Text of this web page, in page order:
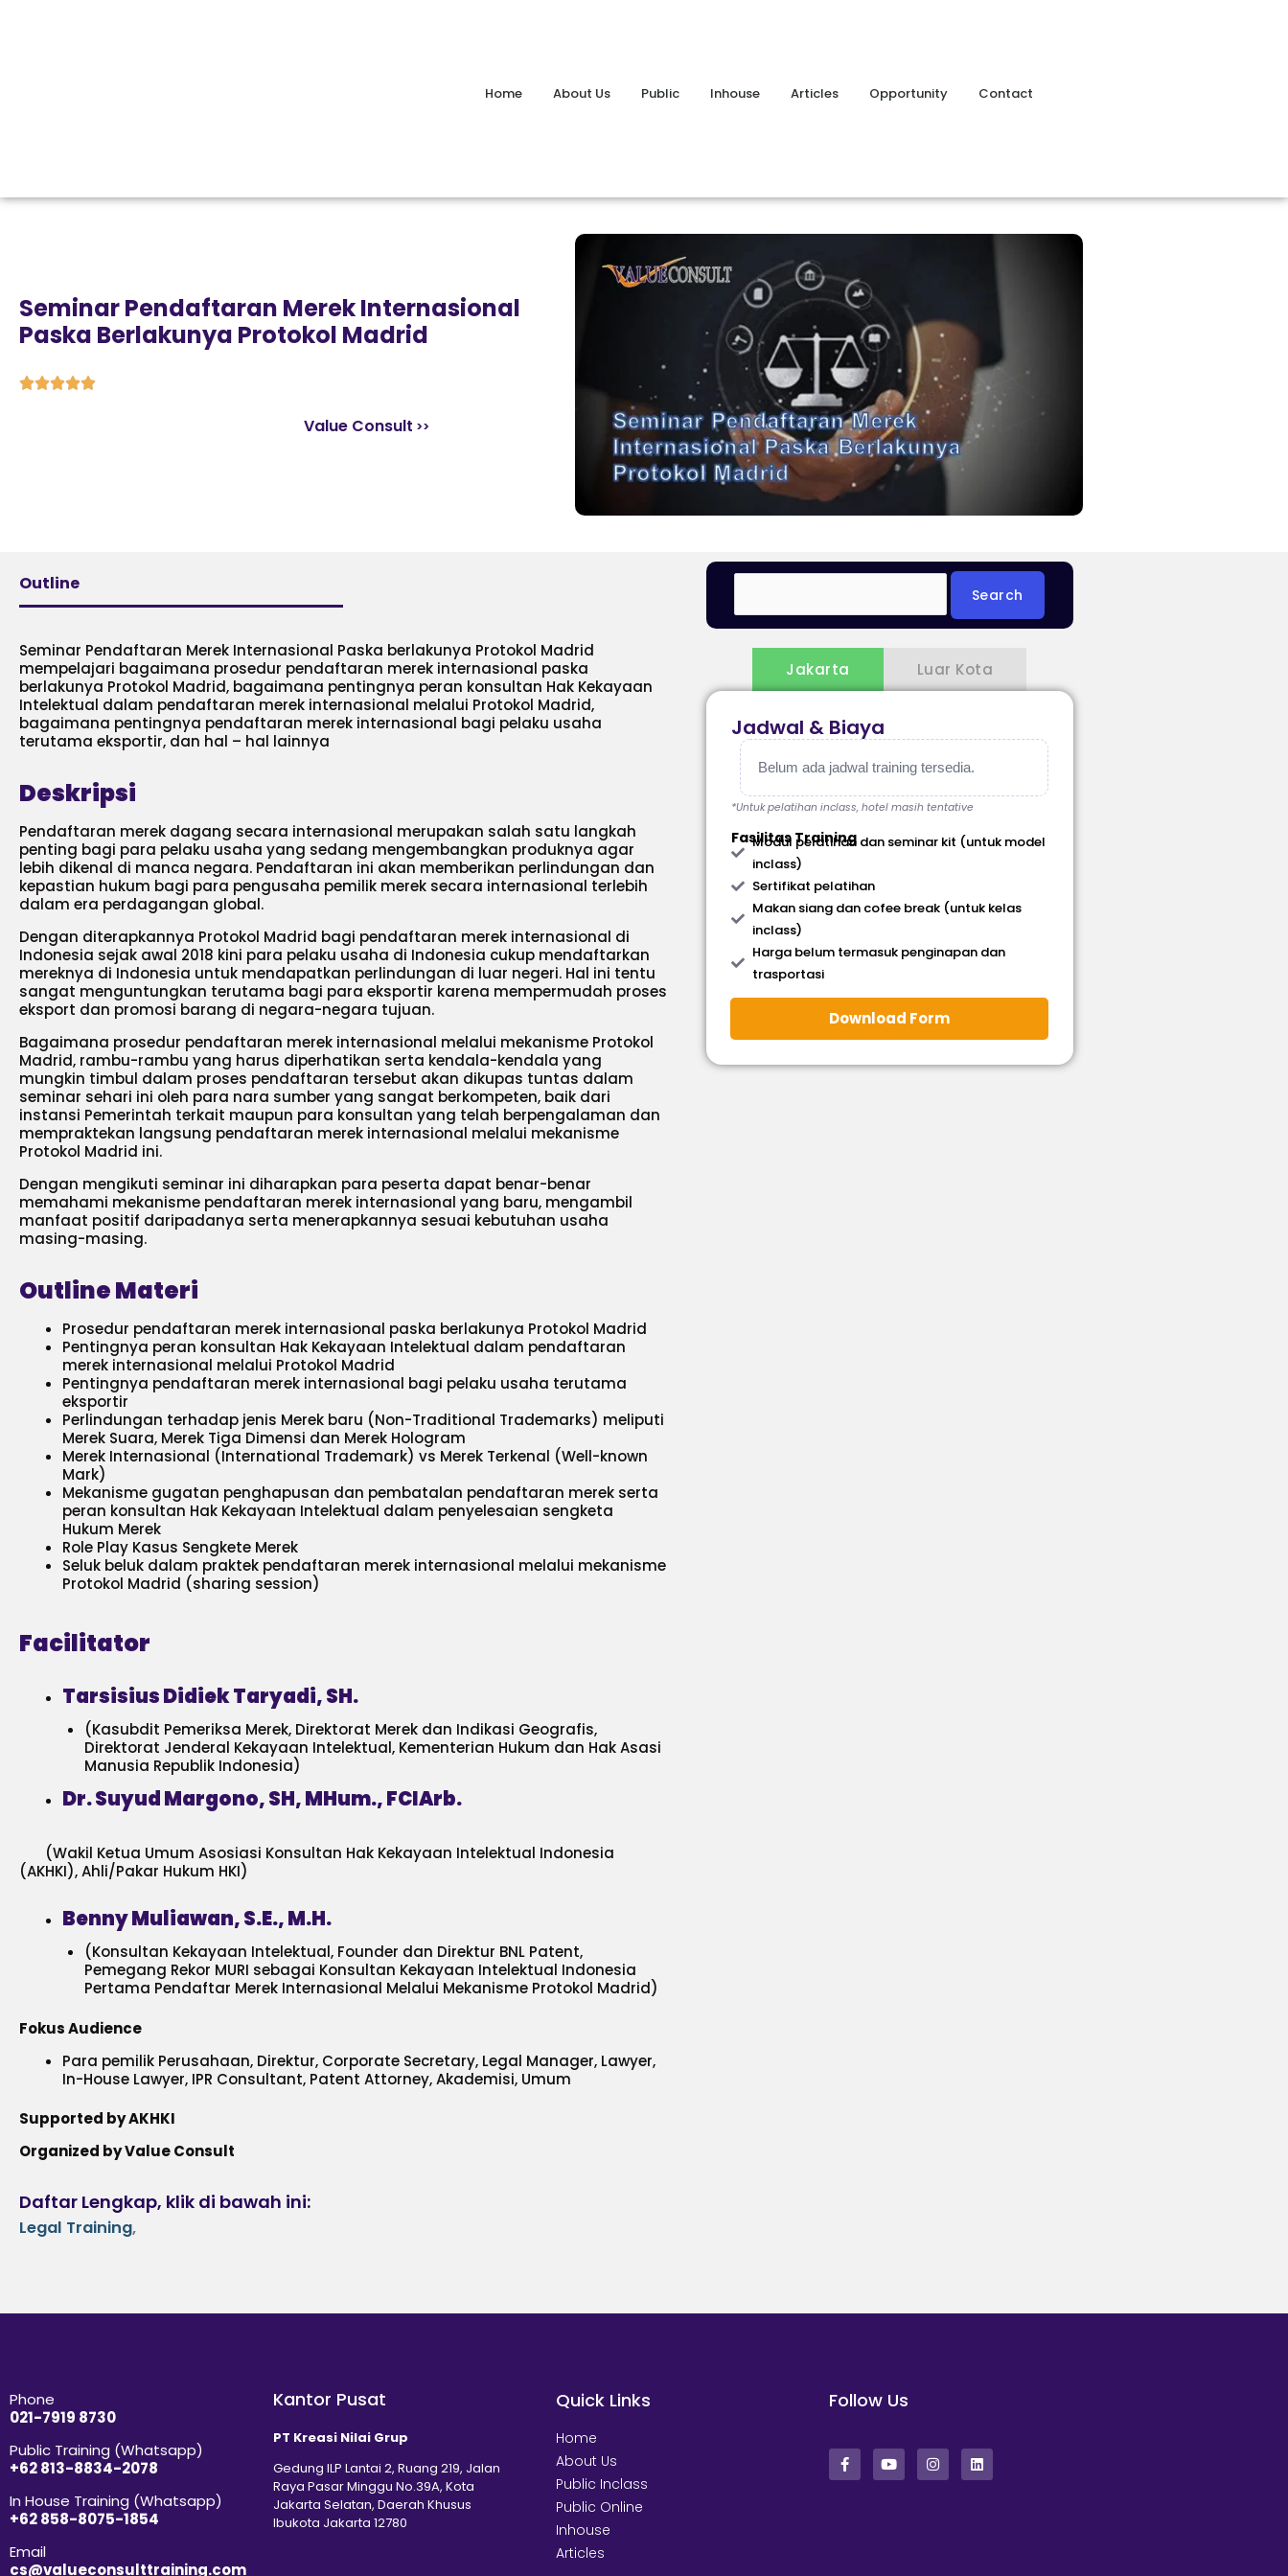
Home About Us Public Inhouse Articles Opportunity Contact
Seminar Pendaftaran Merek Internasional
Paska Berlakunya Protokol Madrid

Value Consult
Outline
Seminar Pendaftaran Merek Internasional Paska berlakunya Protokol Madrid
mempelajari bagaimana prosedur pendaftaran merek internasional paska
berlakunya Protokol Madrid, bagaimana pentingnya peran konsultan Hak Kekayaan
Intelektual dalam pendaftaran merek internasional melalui Protokol Madrid,
bagaimana pentingnya pendaftaran merek internasional bagi pelaku usaha
terutama eksportir, dan hal – hal lainnya
Deskripsi
Pendaftaran merek dagang secara internasional merupakan salah satu langkah
penting bagi para pelaku usaha yang sedang mengembangkan produknya agar
lebih dikenal di manca negara. Pendaftaran ini akan memberikan perlindungan dan
kepastian hukum bagi para pengusaha pemilik merek secara internasional terlebih
dalam era perdagangan global.
Dengan diterapkannya Protokol Madrid bagi pendaftaran merek internasional di
Indonesia sejak awal 2018 kini para pelaku usaha di Indonesia cukup mendaftarkan
mereknya di Indonesia untuk mendapatkan perlindungan di luar negeri. Hal ini tentu
sangat menguntungkan terutama bagi para eksportir karena mempermudah proses
eksport dan promosi barang di negara-negara tujuan.
Bagaimana prosedur pendaftaran merek internasional melalui mekanisme Protokol
Madrid, rambu-rambu yang harus diperhatikan serta kendala-kendala yang
mungkin timbul dalam proses pendaftaran tersebut akan dikupas tuntas dalam
seminar sehari ini oleh para nara sumber yang sangat berkompeten, baik dari
instansi Pemerintah terkait maupun para konsultan yang telah berpengalaman dan
mempraktekan langsung pendaftaran merek internasional melalui mekanisme
Protokol Madrid ini.
Dengan mengikuti seminar ini diharapkan para peserta dapat benar-benar
memahami mekanisme pendaftaran merek internasional yang baru, mengambil
manfaat positif daripadanya serta menerapkannya sesuai kebutuhan usaha
masing-masing.
Outline Materi
Prosedur pendaftaran merek internasional paska berlakunya Protokol Madrid
Pentingnya peran konsultan Hak Kekayaan Intelektual dalam pendaftaran
merek internasional melalui Protokol Madrid
Pentingnya pendaftaran merek internasional bagi pelaku usaha terutama
eksportir
Perlindungan terhadap jenis Merek baru (Non-Traditional Trademarks) meliputi
Merek Suara, Merek Tiga Dimensi dan Merek Hologram
Merek Internasional (International Trademark) vs Merek Terkenal (Well-known
Mark)
Mekanisme gugatan penghapusan dan pembatalan pendaftaran merek serta
peran konsultan Hak Kekayaan Intelektual dalam penyelesaian sengketa
Hukum Merek
Role Play Kasus Sengkete Merek
Seluk beluk dalam praktek pendaftaran merek internasional melalui mekanisme
Protokol Madrid (sharing session)
Facilitator
Tarsisius Didiek Taryadi, SH.
(Kasubdit Pemeriksa Merek, Direktorat Merek dan Indikasi Geografis,
Direktorat Jenderal Kekayaan Intelektual, Kementerian Hukum dan Hak Asasi
Manusia Republik Indonesia)
Dr. Suyud Margono, SH, MHum., FCIArb.
(Wakil Ketua Umum Asosiasi Konsultan Hak Kekayaan Intelektual Indonesia
(AKHKI), Ahli/Pakar Hukum HKI)
Benny Muliawan, S.E., M.H.
(Konsultan Kekayaan Intelektual, Founder dan Direktur BNL Patent,
Pemegang Rekor MURI sebagai Konsultan Kekayaan Intelektual Indonesia
Pertama Pendaftar Merek Internasional Melalui Mekanisme Protokol Madrid)
Fokus Audience
Para pemilik Perusahaan, Direktur, Corporate Secretary, Legal Manager, Lawyer,
In-House Lawyer, IPR Consultant, Patent Attorney, Akademisi, Umum
Supported by AKHKI
Organized by Value Consult
Daftar Lengkap, klik di bawah ini:
Legal Training,
Jakarta Luar Kota
Jadwal & Biaya
Belum ada jadwal training tersedia.
*Untuk pelatihan inclass, hotel masih tentative
Fasilitas Training
Modul pelatihan dan seminar kit (untuk model
inclass)
Sertifikat pelatihan
Makan siang dan cofee break (untuk kelas
inclass)
Harga belum termasuk penginapan dan
trasportasi
Download Form
Phone
021-7919 8730
Public Training (Whatsapp)
+62 813-8834-2078
In House Training (Whatsapp)
+62 858-8075-1854
Email
cs@valueconsulttraining.com
Kantor Pusat
PT Kreasi Nilai Grup
Gedung ILP Lantai 2, Ruang 219, Jalan
Raya Pasar Minggu No.39A, Kota
Jakarta Selatan, Daerah Khusus
Ibukota Jakarta 12780
Quick Links
Home
About Us
Public Inclass
Public Online
Inhouse
Articles
Follow Us